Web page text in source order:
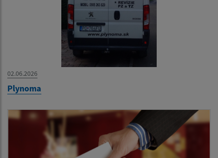
02.06.2026
Plynoma